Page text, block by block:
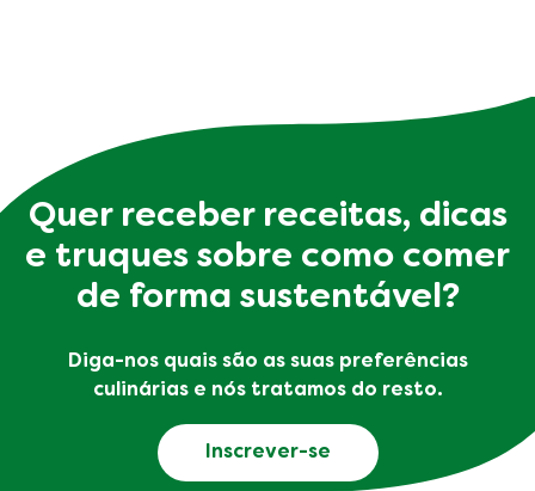
Quer receber receitas, dicas
e truques sobre como comer
de forma sustentável?
Diga-nos quais são as suas preferências
culinárias e nós tratamos do resto.
Inscrever-se